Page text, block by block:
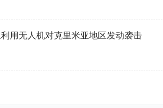
用无人机对克里米亚地区发动袭击